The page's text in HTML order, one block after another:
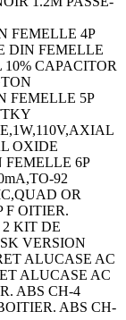
FEMELLE 4P
DIN FEMELLE
CAPACITOR
FEMELLE 5P
OXIDE
FEMELLE 6P
92
OR
F OITIER.
KIT DE
VERSION
ALUCASE AC
ALUCASE AC
ABS CH-4
ABS CH-